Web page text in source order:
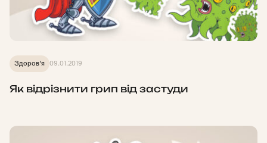
Здоров'я 09.01.2019
Як відрізнити грип від застуди